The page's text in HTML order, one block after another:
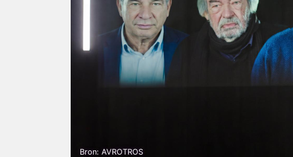
Bron: AVROTROS